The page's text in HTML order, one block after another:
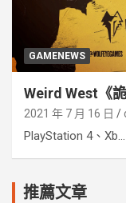
GAMENEWS
Weird West《
2021 年 7 月 16 日
PlayStation 4、Xb...
推薦文章